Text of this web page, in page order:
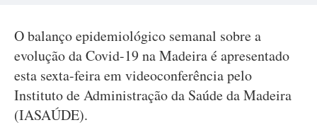
O balanço epidemiológico semanal sobre a
evolução da Covid-19 na Madeira é apresentado
esta sexta-feira em videoconferência pelo
Instituto de Administração da Saúde da Madeira
(IASAÚDE).